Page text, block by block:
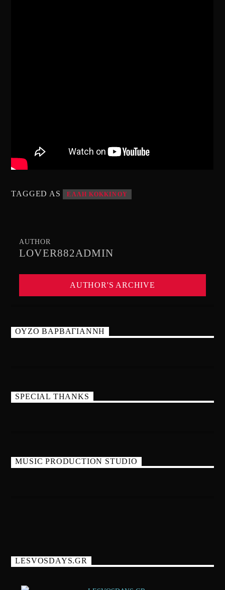
TAGGED AS ΕΛΛΗ ΚΟΚΚΙΝΟΥ
AUTHOR
LOVER882ADMIN
AUTHOR'S ARCHIVE
ΟΥΖΟ ΒΑΡΒΑΓΙΑΝΝΗ
SPECIAL THANKS
MUSIC PRODUCTION STUDIO
LESVOSDAYS.GR